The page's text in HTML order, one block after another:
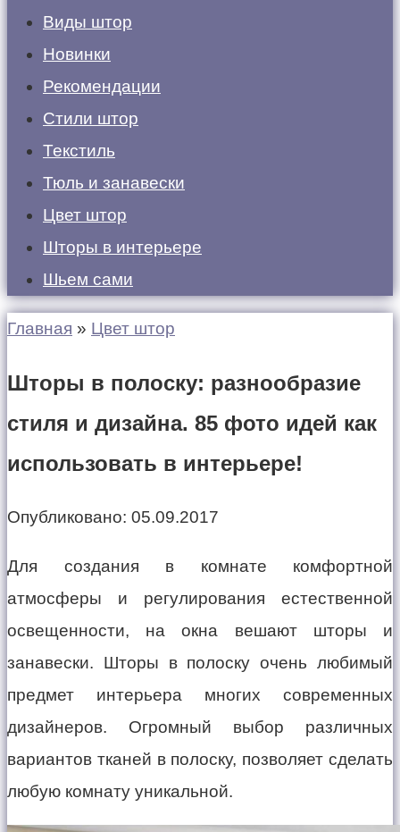
Виды штор
Новинки
Рекомендации
Стили штор
Текстиль
Тюль и занавески
Цвет штор
Шторы в интерьере
Шьем сами
Главная » Цвет штор
Шторы в полоску: разнообразие
стиля и дизайна. 85 фото идей как
использовать в интерьере!
Опубликовано: 05.09.2017
Для создания в комнате комфортной
атмосферы и регулирования естественной
освещенности, на окна вешают шторы и
занавески. Шторы в полоску очень любимый
предмет интерьера многих современных
дизайнеров. Огромный выбор различных
вариантов тканей в полоску, позволяет сделать
любую комнату уникальной.